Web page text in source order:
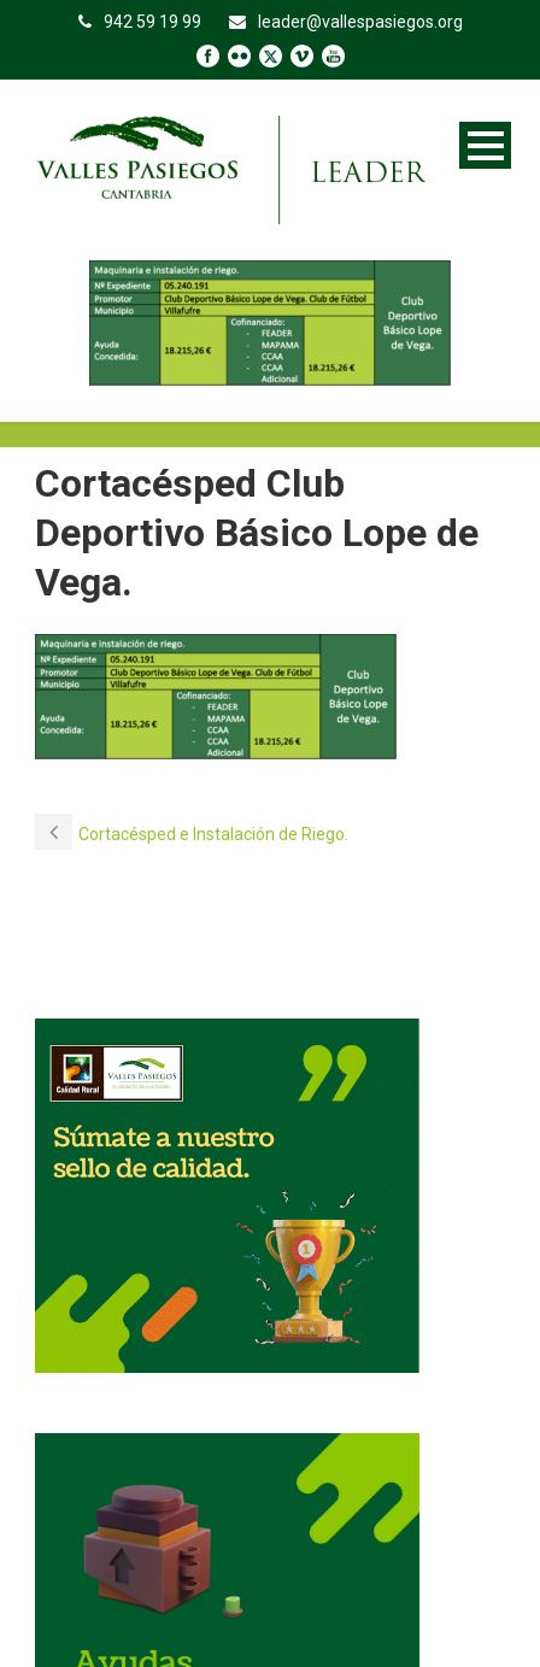
942 59 19 99 leader@vallespasiegos.org
Cortacésped Club
Deportivo Básico Lope de
Vega.
Cortacésped e Instalación de Riego.